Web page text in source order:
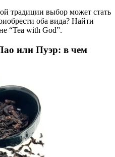
традиции выбор может стать
оба вида? Найти
“Tea with God”.
или Пуэр: в чем